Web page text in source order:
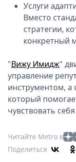
Услуги
Вместо
стратегии,
конкретный
"Вижу Имидж"
управление
инструментом, а
который
чувствовать
Читайте Metro в
Поделиться